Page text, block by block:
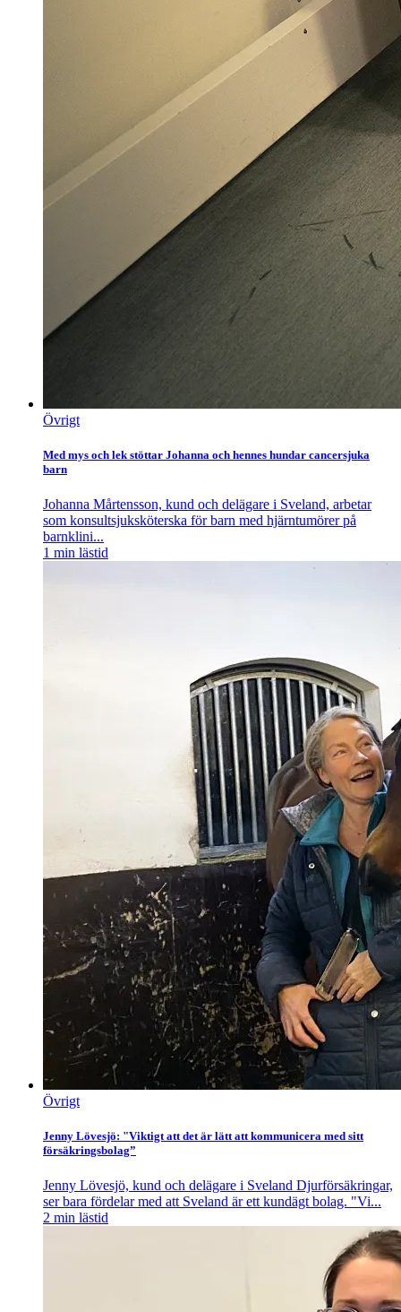
Övrigt
Med mys och lek stöttar Johanna och hennes hundar cancersjuka
barn
Johanna Mårtensson, kund och delägare i Sveland, arbetar
som konsultsjuksköterska för barn med hjärntumörer på
barnklini...
1 min lästid
Övrigt
Jenny Lövesjö: "Viktigt att det är lätt att kommunicera med sitt
försäkringsbolag”
Jenny Lövesjö, kund och delägare i Sveland Djurförsäkringar,
ser bara fördelar med att Sveland är ett kundägt bolag. "Vi...
2 min lästid